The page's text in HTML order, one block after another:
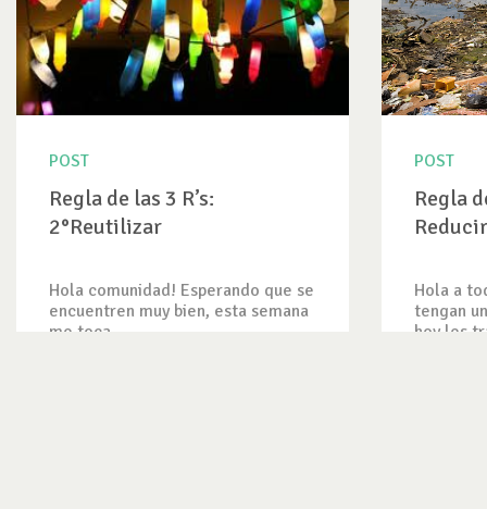
POST
Regla de las 3 R’s:
2°Reutilizar
Hola comunidad! Esperando que se
encuentren muy bien, esta semana
me toca...
POST
Regla
Reducir
Hola a
tengan
hoy les